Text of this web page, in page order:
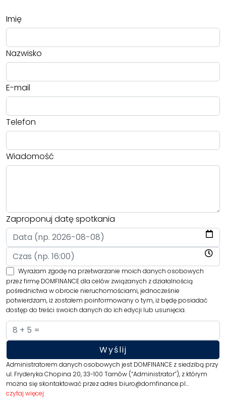
Imię
Nazwisko
E-mail
Telefon
Wiadomość
Zaproponuj datę spotkania
Wyrażam zgodę na przetwarzanie moich danych osobowych
przez firmę DOMFINANCE dla celów związanych z działalnością
pośrednictwa w obrocie nieruchomościami, jednocześnie
potwierdzam, iż zostałem poinformowany o tym, iż będę posiadać
dostęp do treści swoich danych do ich edycji lub usunięcia.
Administratorem danych osobowych jest DOMFINANCE z siedzibą przy
ul. Fryderyka Chopina 20, 33-100 Tarnów (“Administrator”), z którym
można się skontaktować przez adres biuro@domfinance.pl…
czytaj więcej